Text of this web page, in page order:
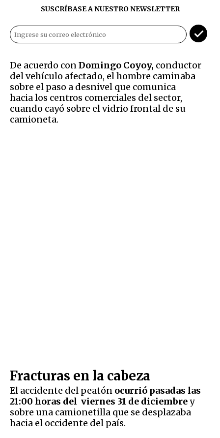
SUSCRÍBASE A NUESTRO NEWSLETTER
De acuerdo conDomingo Coyoy, conductor
del vehículo afectado, el hombre caminaba
sobre el paso a desnivel que comunica
hacia los centros comerciales del sector,
cuando cayó sobre el vidrio frontal de su
camioneta.
Fracturas en la cabeza
El accidente del peatón ocurrió pasadas las
21:00 horas del viernes 31 de diciembrey
sobre una camionetilla que se desplazaba
hacia el occidente del país.